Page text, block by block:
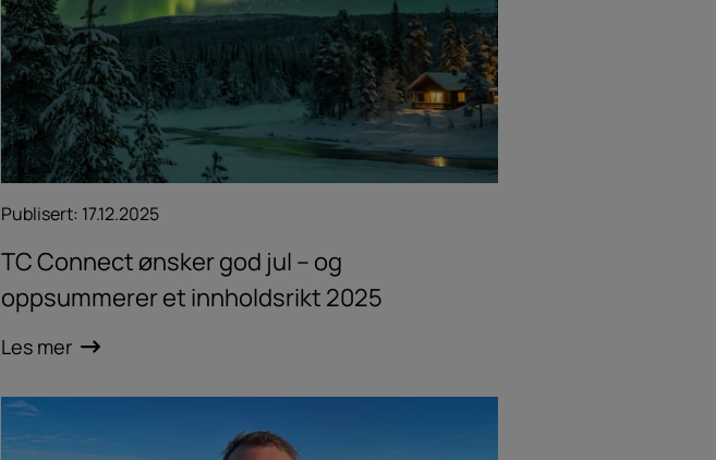
Publisert: 17.12.2025
TC Connect ønsker god jul – og
oppsummerer et innholdsrikt 2025
Les mer